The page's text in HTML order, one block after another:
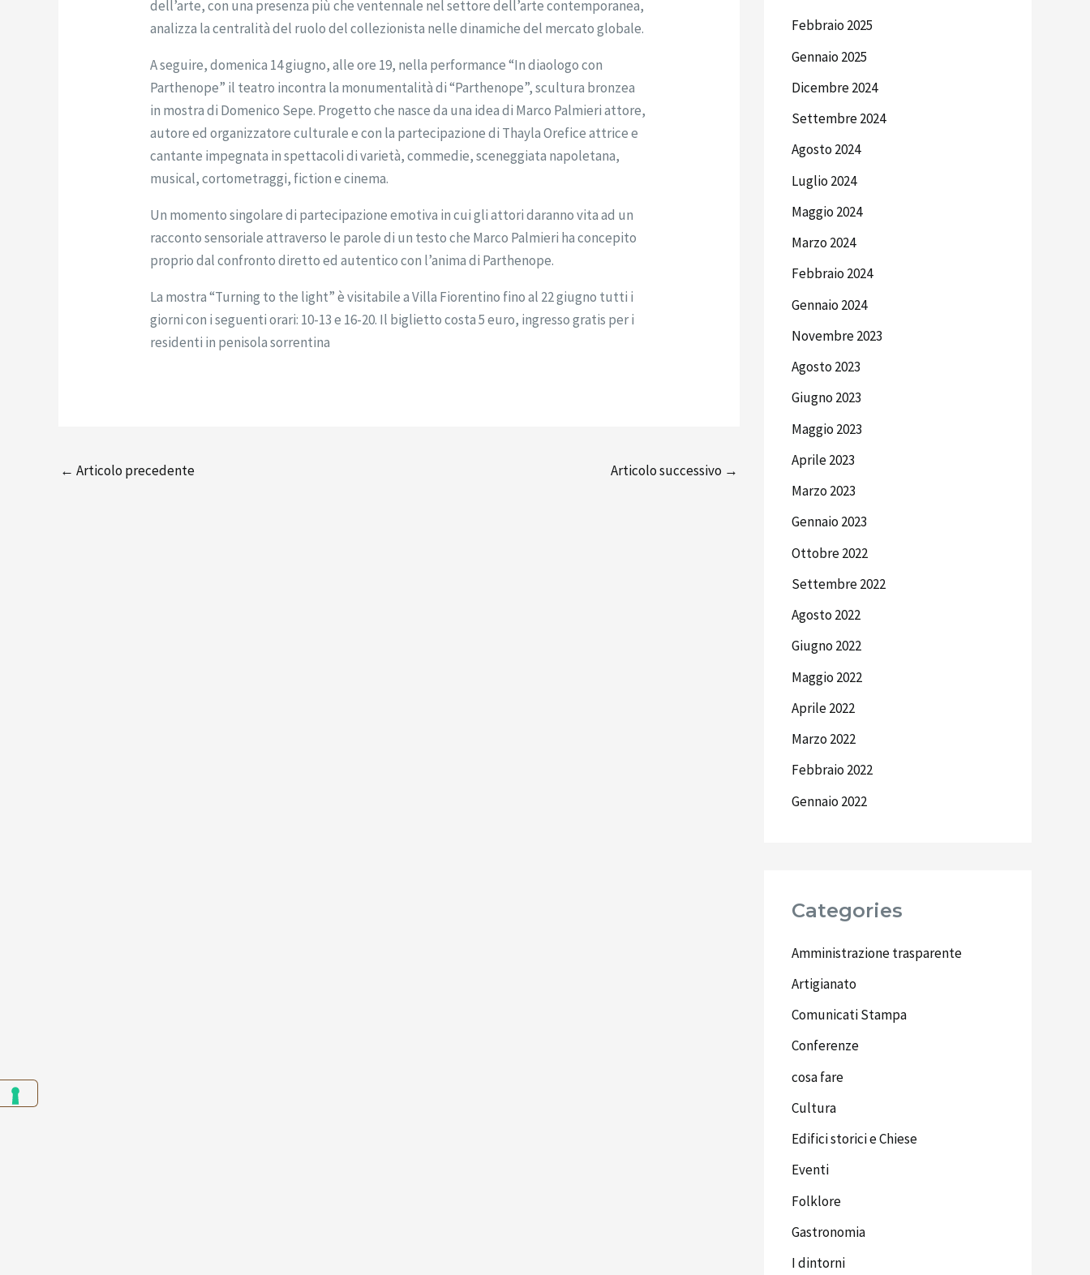
dell’arte, con una presenza più che ventennale nel settore dell’arte contemporanea,
analizza la centralità del ruolo del collezionista nelle dinamiche del mercato globale.
A seguire, domenica 14 giugno, alle ore 19, nella performance “In diaologo con
Parthenope” il teatro incontra la monumentalità di “Parthenope”, scultura bronzea
in mostra di Domenico Sepe. Progetto che nasce da una idea di Marco Palmieri attore,
autore ed organizzatore culturale e con la partecipazione di Thayla Orefice attrice e
cantante impegnata in spettacoli di varietà, commedie, sceneggiata napoletana,
musical, cortometraggi, fiction e cinema.
Un momento singolare di partecipazione emotiva in cui gli attori daranno vita ad un
racconto sensoriale attraverso le parole di un testo che Marco Palmieri ha concepito
proprio dal confronto diretto ed autentico con l’anima di Parthenope.
La mostra “Turning to the light” è visitabile a Villa Fiorentino fino al 22 giugno tutti i
giorni con i seguenti orari: 10-13 e 16-20. Il biglietto costa 5 euro, ingresso gratis per i
residenti in penisola sorrentina
← Articolo precedente Articolo successivo →
Febbraio 2025
Gennaio 2025
Dicembre 2024
Settembre 2024
Agosto 2024
Luglio 2024
Maggio 2024
Marzo 2024
Febbraio 2024
Gennaio 2024
Novembre 2023
Agosto 2023
Giugno 2023
Maggio 2023
Aprile 2023
Marzo 2023
Gennaio 2023
Ottobre 2022
Settembre 2022
Agosto 2022
Giugno 2022
Maggio 2022
Aprile 2022
Marzo 2022
Febbraio 2022
Gennaio 2022
Categories
Amministrazione trasparente
Artigianato
Comunicati Stampa
Conferenze
cosa fare
Cultura
Edifici storici e Chiese
Eventi
Folklore
Gastronomia
I dintorni